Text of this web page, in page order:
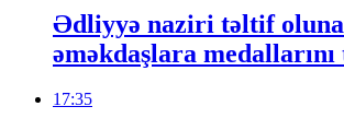
Ədliyyə naziri təltif
əməkdaşlara
17:35